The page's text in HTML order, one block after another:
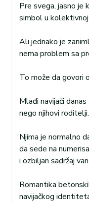
Pre svega, jasno je
simbol u
Ali jednako je
nema problem sa
To može da govori
Mlađi navijači
nego njihovi roditelji.
Njima je normalno
da sede na
i ozbiljan sadržaj
Romantika
navijačkog